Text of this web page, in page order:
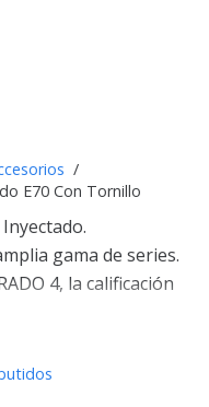
/
E70 Con Tornillo
gama de series.
4, la calificación
de
20.000 ciclos.